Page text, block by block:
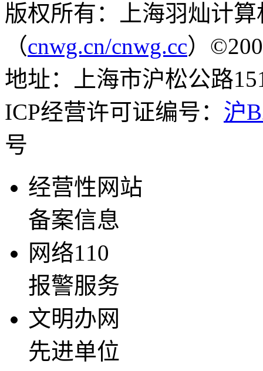
版权所有：上海羽灿计
（cnwg.cn/cnwg.cc）
地址：上海市沪松公路
ICP经营许可证编号： 沪
号
经营性网站
备案信息
网络110
报警服务
文明办网
先进单位